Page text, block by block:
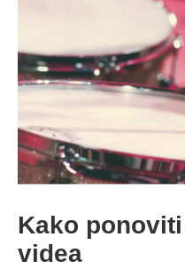
3. korak
Kako
videa